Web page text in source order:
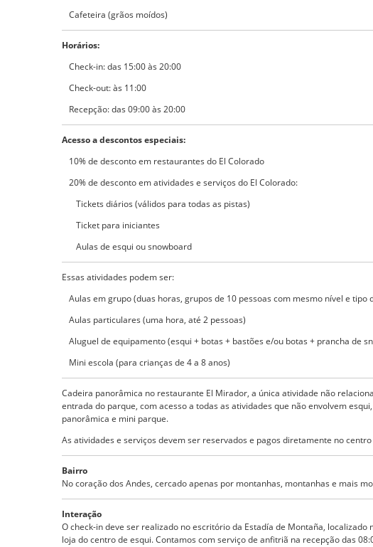
Cafeteira (grãos moídos)
Horários:
Check-in: das 15:00 às 20:00
Check-out: às 11:00
Recepção: das 09:00 às 20:00
Acesso a descontos especiais:
10% de desconto em restaurantes do El Colorado
20% de desconto em atividades e serviços do El Colorado:
Tickets diários (válidos para todas as pistas)
Ticket para iniciantes
Aulas de esqui ou snowboard
Essas atividades podem ser:
Aulas em grupo (duas horas, grupos de 10 pessoas com mesmo nível e tipo
Aulas particulares (uma hora, até 2 pessoas)
Aluguel de equipamento (esqui + botas + bastões e/ou botas + prancha de
Mini escola (para crianças de 4 a 8 anos)
Cadeira panorâmica no restaurante El Mirador, a única atividade não
entrada do parque, com acesso a todas as atividades que não envolvem
panorâmica e mini parque.
As atividades e serviços devem ser reservados e pagos diretamente no
Bairro
No coração dos Andes, cercado apenas por montanhas, montanhas e mais
Interação
O check-in deve ser realizado no escritório da Estadía de Montaña,
loja do centro de esqui. Contamos com serviço de anfitriã na recepção das